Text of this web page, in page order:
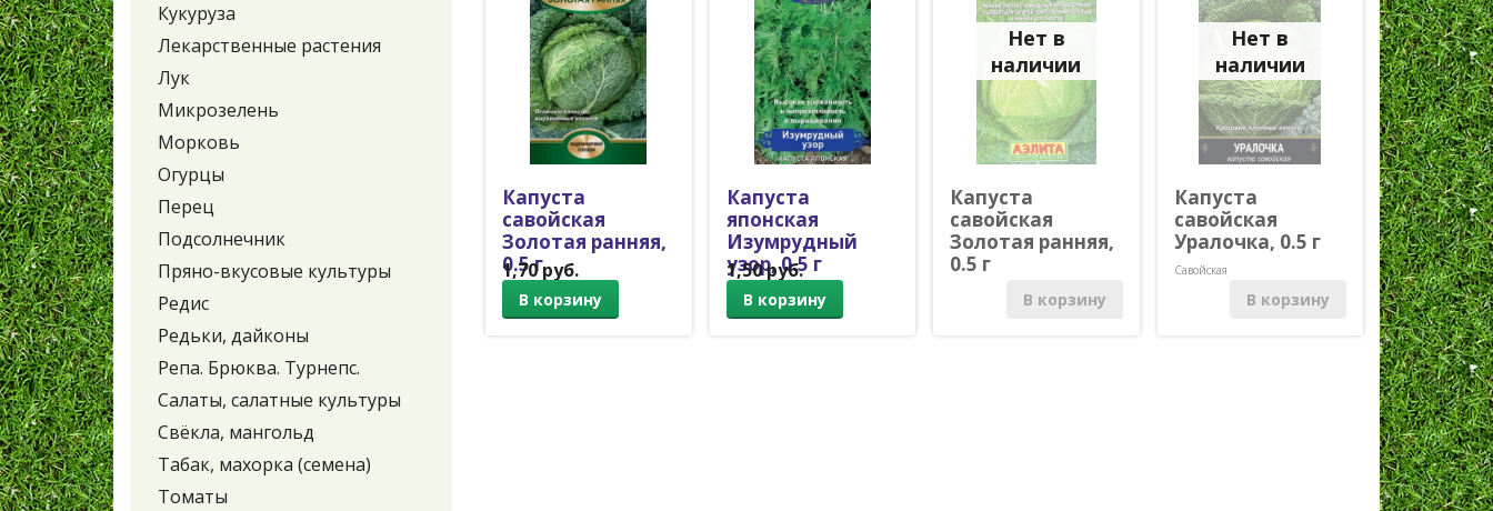
Кукуруза
Лекарственные растения
Лук
Микрозелень
Морковь
Огурцы
Перец
Подсолнечник
Пряно-вкусовые культуры
Редис
Редьки, дайконы
Репа. Брюква. Турнепс.
Салаты, салатные культуры
Свёкла, мангольд
Табак, махорка (семена)
Томаты
Капуста
савойская
Золотая ранняя,
0.5 г
Савойская
1,70 руб.
В корзину
Капуста
японская
Изумрудный
узор, 0.5 г
Савойская
1,50 руб.
В корзину
Нет в
наличии
Капуста
савойская
Золотая ранняя,
0.5 г
В корзину
Нет в
наличии
Капуста
савойская
Уралочка, 0.5 г
Савойская
В корзину